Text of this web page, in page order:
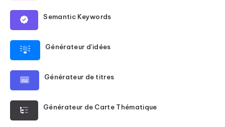
Semantic Keywords
Générateur d'idées
Générateur de titres
Générateur de Carte Thématique